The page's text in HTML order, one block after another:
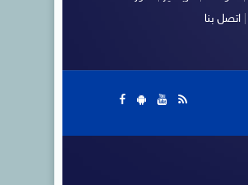
|اتصل بنا